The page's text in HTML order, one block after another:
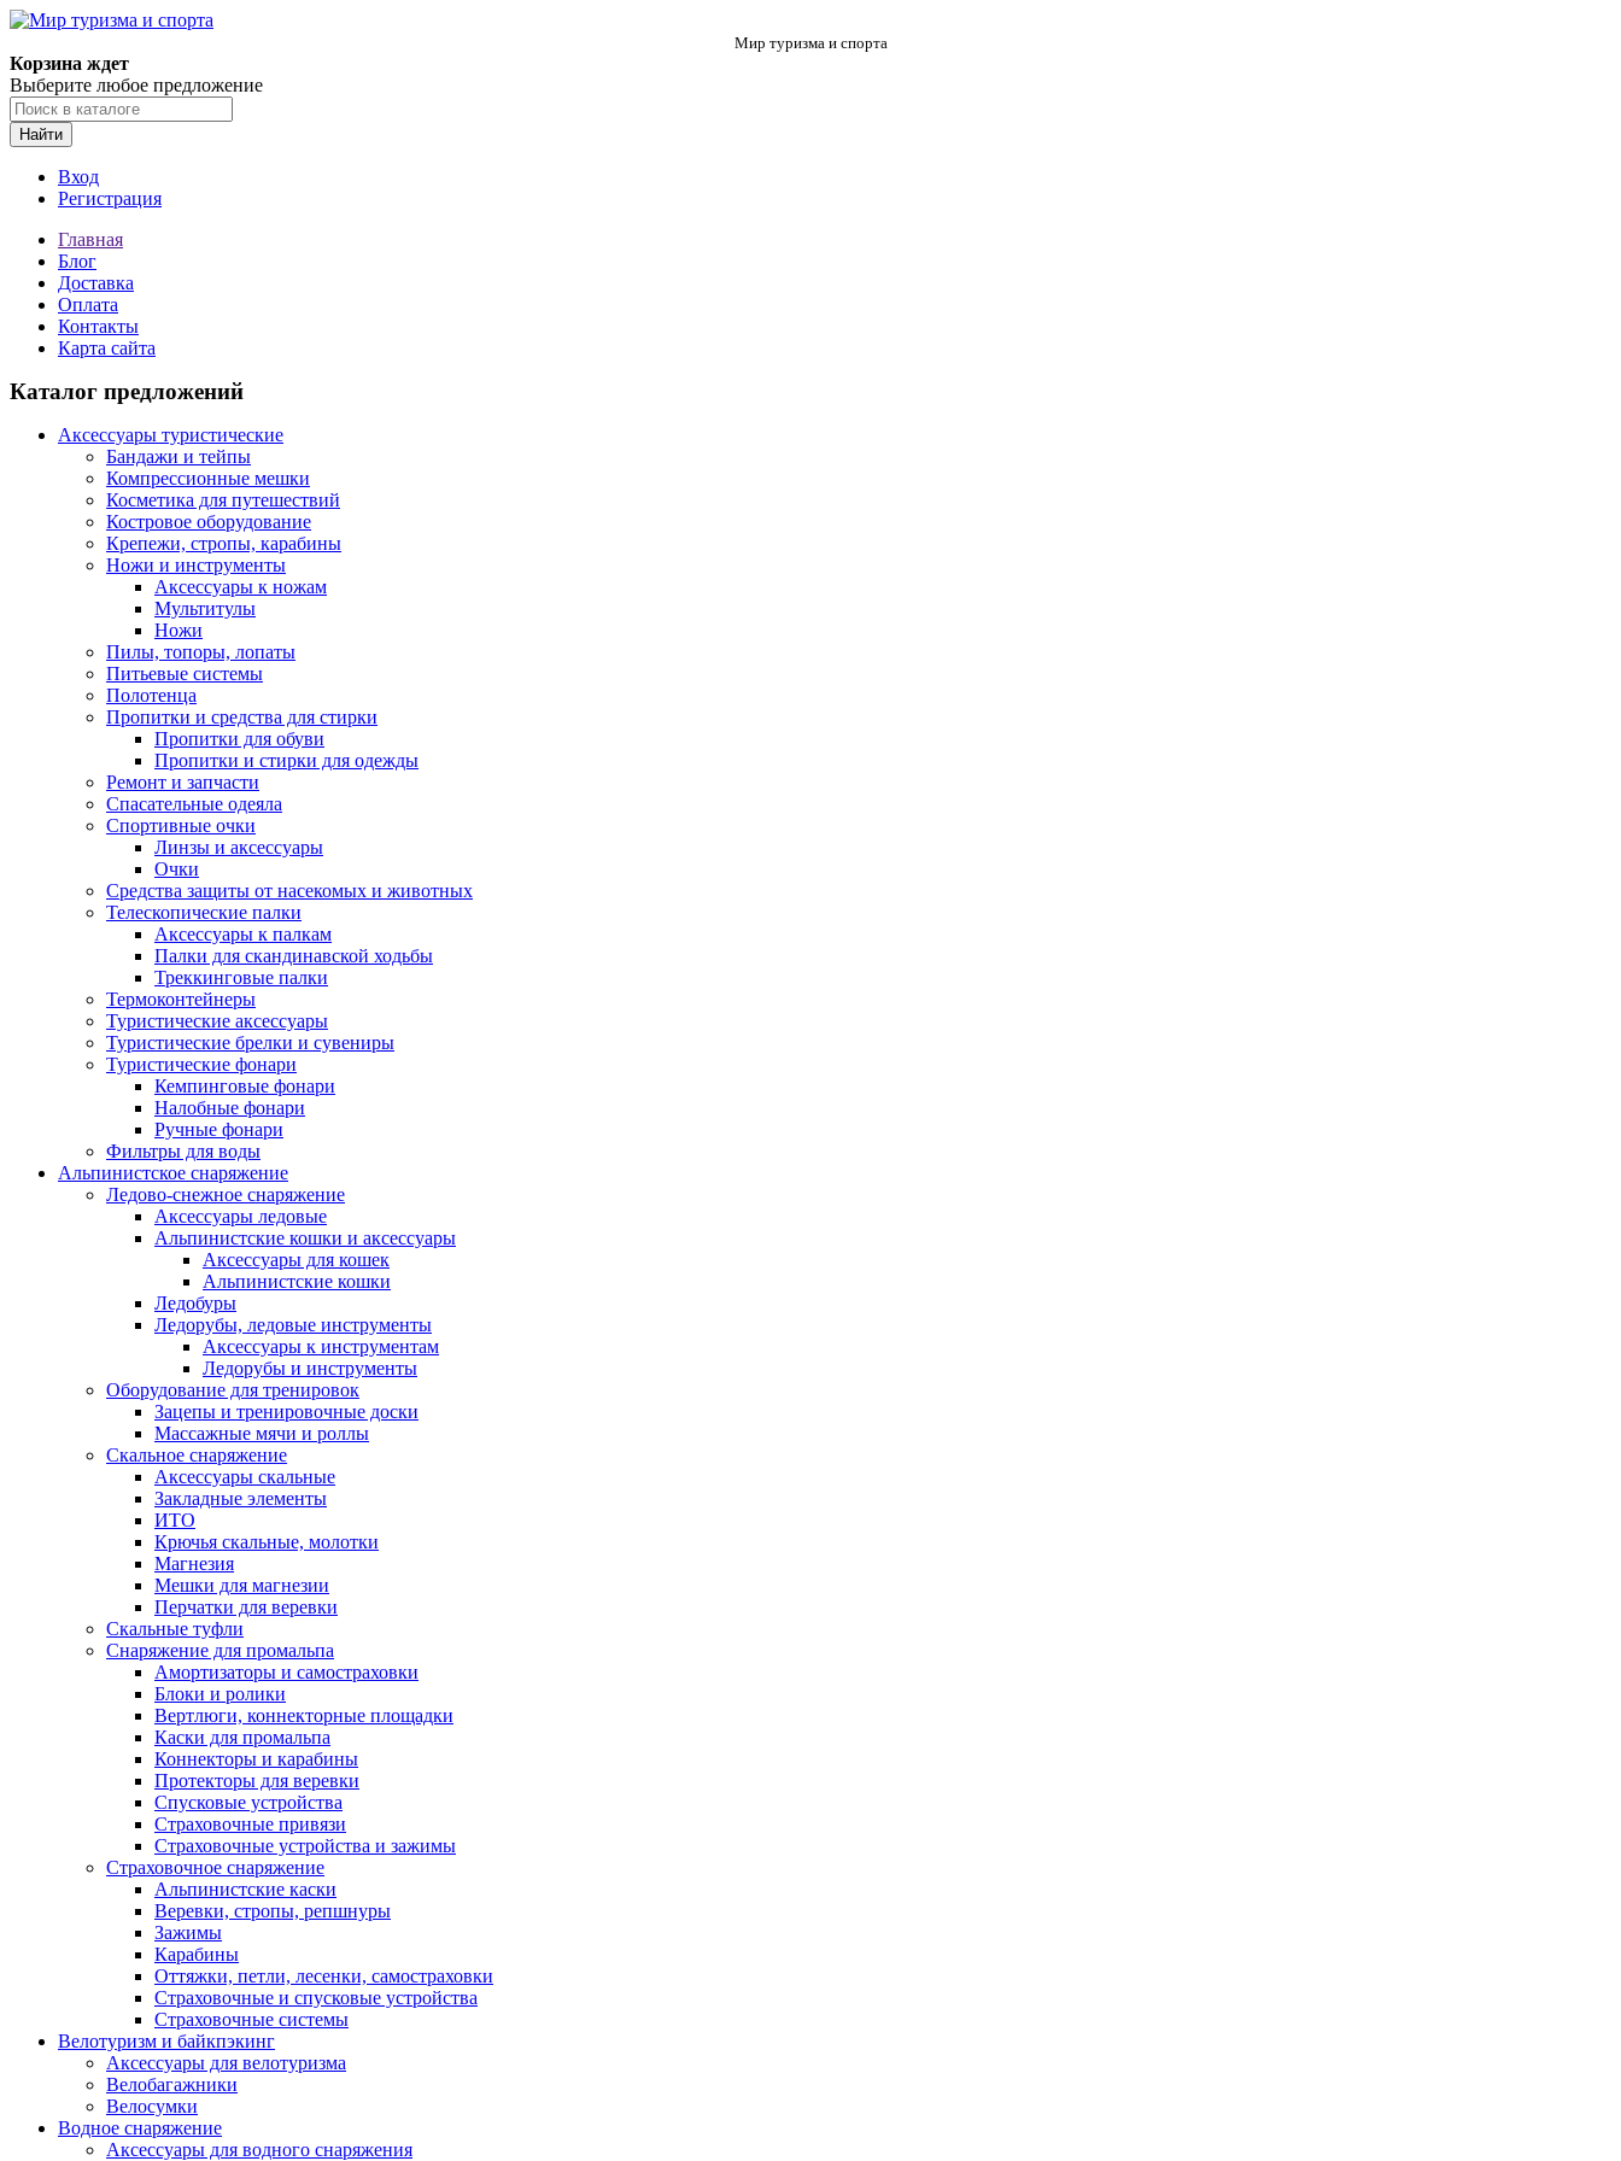
Мир туризма и спорта
Корзина ждет
Выберите любое предложение
Найти
Вход
Регистрация
Главная
Блог
Доставка
Оплата
Контакты
Карта сайта
Каталог предложений
Аксессуары туристические
Бандажи и тейпы
Компрессионные мешки
Косметика для путешествий
Костровое оборудование
Крепежи, стропы, карабины
Ножи и инструменты
Аксессуары к ножам
Мультитулы
Ножи
Пилы, топоры, лопаты
Питьевые системы
Полотенца
Пропитки и средства для стирки
Пропитки для обуви
Пропитки и стирки для одежды
Ремонт и запчасти
Спасательные одеяла
Спортивные очки
Линзы и аксессуары
Очки
Средства защиты от насекомых и животных
Телескопические палки
Аксессуары к палкам
Палки для скандинавской ходьбы
Треккинговые палки
Термоконтейнеры
Туристические аксессуары
Туристические брелки и сувениры
Туристические фонари
Кемпинговые фонари
Налобные фонари
Ручные фонари
Фильтры для воды
Альпинистское снаряжение
Ледово-снежное снаряжение
Аксессуары ледовые
Альпинистские кошки и аксессуары
Аксессуары для кошек
Альпинистские кошки
Ледобуры
Ледорубы, ледовые инструменты
Аксессуары к инструментам
Ледорубы и инструменты
Оборудование для тренировок
Зацепы и тренировочные доски
Массажные мячи и роллы
Скальное снаряжение
Аксессуары скальные
Закладные элементы
ИТО
Крючья скальные, молотки
Магнезия
Мешки для магнезии
Перчатки для веревки
Скальные туфли
Снаряжение для промальпа
Амортизаторы и самостраховки
Блоки и ролики
Вертлюги, коннекторные площадки
Каски для промальпа
Коннекторы и карабины
Протекторы для веревки
Спусковые устройства
Страховочные привязи
Страховочные устройства и зажимы
Страховочное снаряжение
Альпинистские каски
Веревки, стропы, репшнуры
Зажимы
Карабины
Оттяжки, петли, лесенки, самостраховки
Страховочные и спусковые устройства
Страховочные системы
Велотуризм и байкпэкинг
Аксессуары для велотуризма
Велобагажники
Велосумки
Водное снаряжение
Аксессуары для водного снаряжения